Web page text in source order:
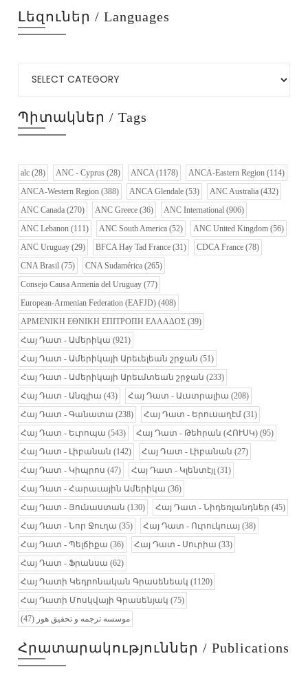
Լեզուներ / Languages
Պիտակներ / Tags
alc (28) ANC - Cyprus (28) ANCA (1178) ANCA-Eastern Region (114)
ANCA-Western Region (388) ANCA Glendale (53) ANC Australia (432)
ANC Canada (270) ANC Greece (36) ANC International (906)
ANC Lebanon (111) ANC South America (52) ANC United Kingdom (56)
ANC Uruguay (29) BFCA Hay Tad France (31) CDCA France (78)
CNA Brasil (75) CNA Sudamérica (265)
Consejo Causa Armenia del Uruguay (77)
European-Armenian Federation (EAFJD) (408)
ΑΡΜΕΝΙΚΗ ΕΘΝΙΚΗ ΕΠΙΤΡΟΠΗ ΕΛΛΑΔΟΣ (39)
Հայ Դատ - Ամերիկա (921)
Հայ Դատ - Ամերիկայի Արեւելեան շրջան (51)
Հայ Դատ - Ամերիկայի Արեւմտեան շրջան (233)
Հայ Դատ - Անգլիա (43) Հայ Դատ - Աւստրալիա (208)
Հայ Դատ - Գանատա (238) Հայ Դատ - Երուսաղէմ (31)
Հայ Դատ - Եւրոպա (543) Հայ Դատ - Թեհրան (ՀՈՒՍԿ) (95)
Հայ Դատ - Լիբանան (142) Հայ Դատ - Լիբանան (27)
Հայ Դատ - Կիպրոս (47) Հայ Դատ - Կլենտէյլ (31)
Հայ Դատ - Հարաւային Ամերիկա (36)
Հայ Դատ - Յունաստան (130) Հայ Դատ - Նիդեռլանդներ (45)
Հայ Դատ - Նոր Ջուղա (35) Հայ Դատ - Ուրուկուայ (38)
Հայ Դատ - Պելճիքա (36) Հայ Դատ - Սուրիա (33)
Հայ Դատ - Ֆրանսա (62)
Հայ Դատի Կեդրոնական Գրասենեակ (1120)
Հայ Դատի Մոսկվայի Գրասենյակ (75)
موسسه ترجمه و تحقیق هور (47)
Հրատարակություններ / Publications